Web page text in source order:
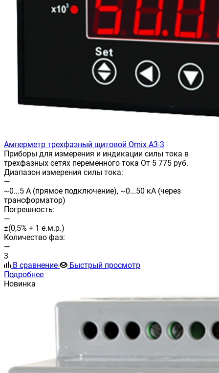
Амперметр трехфазный щитовой Omix A3-3
Приборы для измерения и индикации силы тока в
трехфазных сетях переменного тока От 5 775 руб.
Диапазон измерения силы тока:
—
~0...5 А (прямое подключение), ~0...50 кА (через
трансформатор)
Погрешность:
—
±(0,5% + 1 е.м.р.)
Количество фаз:
—
3
В сравнение
Быстрый просмотр
Подробнее
Новинка